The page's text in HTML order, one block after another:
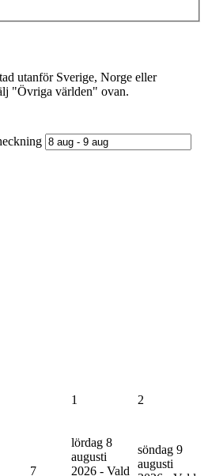
utanför Sverige, Norge eller
"Övriga världen" ovan.
1 2
7
lördag 8
augusti
2026 - Vald
söndag 9
augusti